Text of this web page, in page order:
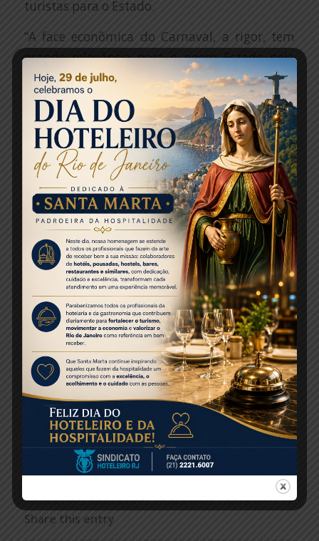
turistas para o Estado.
“A face econômica do Carnaval, a rigor, tem
grande relevância para o nosso Estado pela
quantidade de empregos e trabalhos que são
gerados, inclusive nesse período sazonal, logo,
os números nos animam a avançarmos na
captação de mais turistas e visitantes”,
ressalta Otavio Leite.
Segundo a CNC, a recuperação gradual da
atividade econômica, combinada à inflação
baixa, sugere um cenário positivo, com
recuperação moderada dos serviços turísticos.
“Nos meses que antecedem o carnaval, a taxa
de câmbio teve uma desvalorização de 10%
ante o mesmo período de 2019, estimulando,
portanto, gastos com turismo no território
nacional, em 2020”, avalia Fabio Bentes,
economista da CNC responsável pela pesquisa,
ressaltando que esses fatores devem favorecer
um maior fluxo interno de turistas neste ano.
Fonte: Ascom Setur/TurisRio
Foto: Flávio Cabral
Share this entry